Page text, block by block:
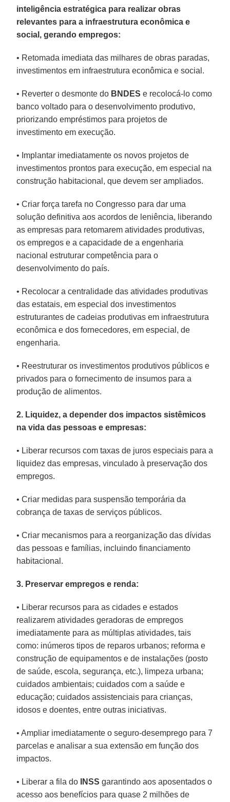
inteligência estratégica para realizar obras
relevantes para a infraestrutura econômica e
social, gerando empregos:
• Retomada imediata das milhares de obras paradas,
investimentos em infraestrutura econômica e social.
• Reverter o desmonte do BNDES e recolocá-lo como
banco voltado para o desenvolvimento produtivo,
priorizando empréstimos para projetos de
investimento em execução.
• Implantar imediatamente os novos projetos de
investimentos prontos para execução, em especial na
construção habitacional, que devem ser ampliados.
• Criar força tarefa no Congresso para dar uma
solução definitiva aos acordos de leniência, liberando
as empresas para retomarem atividades produtivas,
os empregos e a capacidade de a engenharia
nacional estruturar competência para o
desenvolvimento do país.
• Recolocar a centralidade das atividades produtivas
das estatais, em especial dos investimentos
estruturantes de cadeias produtivas em infraestrutura
econômica e dos fornecedores, em especial, de
engenharia.
• Reestruturar os investimentos produtivos públicos e
privados para o fornecimento de insumos para a
produção de alimentos.
2. Liquidez, a depender dos impactos sistêmicos
na vida das pessoas e empresas:
• Liberar recursos com taxas de juros especiais para a
liquidez das empresas, vinculado à preservação dos
empregos.
• Criar medidas para suspensão temporária da
cobrança de taxas de serviços públicos.
• Criar mecanismos para a reorganização das dívidas
das pessoas e famílias, incluindo financiamento
habitacional.
3. Preservar empregos e renda:
• Liberar recursos para as cidades e estados
realizarem atividades geradoras de empregos
imediatamente para as múltiplas atividades, tais
como: inúmeros tipos de reparos urbanos; reforma e
construção de equipamentos e de instalações (posto
de saúde, escola, segurança, etc.), limpeza urbana;
cuidados ambientais; cuidados com a saúde e
educação; cuidados assistenciais para crianças,
idosos e doentes, entre outras iniciativas.
• Ampliar imediatamente o seguro-desemprego para 7
parcelas e analisar a sua extensão em função dos
impactos.
• Liberar a fila do INSS garantindo aos aposentados o
acesso aos benefícios para quase 2 milhões de